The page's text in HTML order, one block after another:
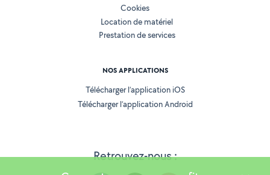
Retrouvez-nous :
Cookies
Location de matériel
Prestation de services
NOS APPLICATIONS
Télécharger l’application iOS
Télécharger l’application Android